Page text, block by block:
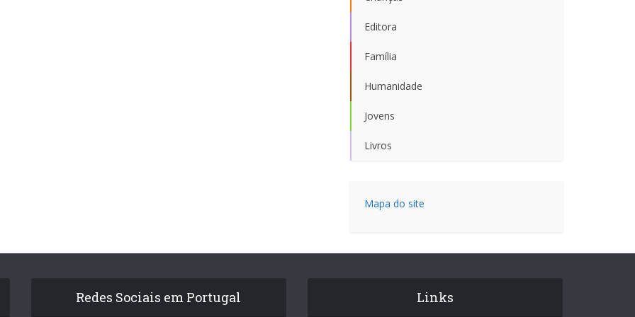
Editora
Família
Humanidade
Jovens
Livros
Mapa do site
Redes Sociais em Portugal Links